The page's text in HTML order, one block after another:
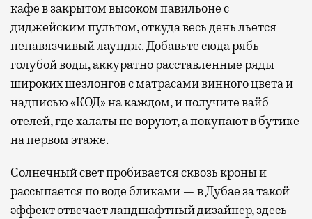
кафе в закрытом высоком павильоне с
диджейским пультом, откуда весь день льется
ненавязчивый лаундж. Добавьте сюда рябь
голубой воды, аккуратно расставленные ряды
широких шезлонгов с матрасами винного цвета и
надписью «КОД» на каждом, и получите вайб
отелей, где халаты не воруют, а покупают в бутике
на первом этаже.
Солнечный свет пробивается сквозь кроны и
рассыпается по воде бликами — в Дубае за такой
эффект отвечает ландшафтный дизайнер, здесь